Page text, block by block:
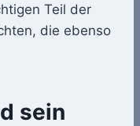
Teil der
die ebenso
sein